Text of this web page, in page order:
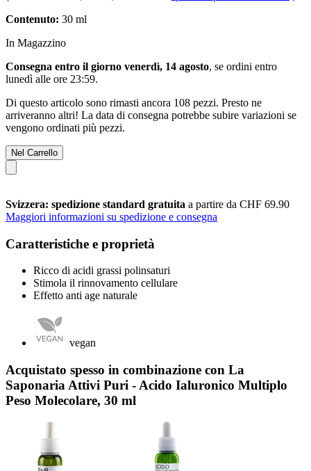
Contenuto: 30 ml
In Magazzino
Consegna entro il giorno venerdì, 14 agosto, se ordini entro
lunedì alle ore 23:59.
Di questo articolo sono rimasti ancora 108 pezzi. Presto ne
arriveranno altri! La data di consegna potrebbe subire variazioni se
vengono ordinati più pezzi.
Nel Carrello
Svizzera: spedizione standard gratuita a partire da CHF 69.90
Maggiori informazioni su spedizione e consegna
Caratteristiche e proprietà
Ricco di acidi grassi polinsaturi
Stimola il rinnovamento cellulare
Effetto anti age naturale
vegan
Acquistato spesso in combinazione con La
Saponaria Attivi Puri - Acido Ialuronico Multiplo
Peso Molecolare, 30 ml